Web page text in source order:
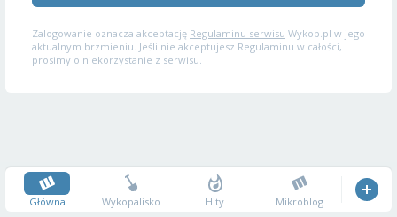
Zalogowanie oznacza akceptację Regulaminu serwisu Wykop.pl w jego
aktualnym brzmieniu. Jeśli nie akceptujesz Regulaminu w całości,
prosimy o niekorzystanie z serwisu.
Główna Wykopalisko Hity Mikroblog